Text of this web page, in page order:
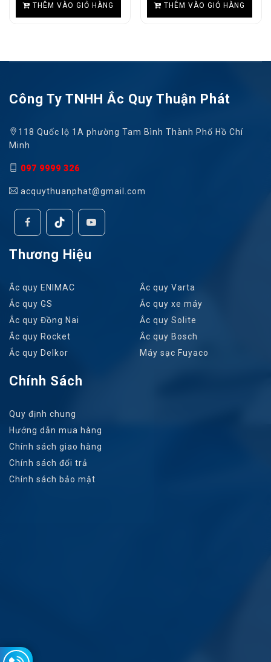
THÊM VÀO GIỎ HÀNG THÊM VÀO GIỎ HÀNG
Công Ty TNHH Ắc Quy Thuận Phát
118 Quốc lộ 1A phường Tam Bình Thành Phố Hồ Chí
Minh
097 9999 326
acquythuanphat@gmail.com
Thương Hiệu
Ắc quy ENIMAC
Ắc quy GS
Ắc quy Đồng Nai
Ắc quy Rocket
Ắc quy Delkor
Ắc quy Varta
Ắc quy xe máy
Ắc quy Solite
Ắc quy Bosch
Máy sạc Fuyaco
Chính Sách
Quy định chung
Hướng dẫn mua hàng
Chính sách giao hàng
Chính sách đổi trả
Chính sách bảo mật